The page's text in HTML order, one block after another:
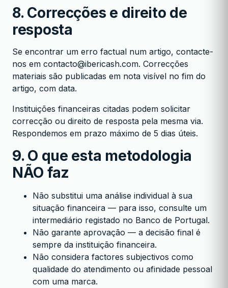
8. Correcções e direito de
resposta
Se encontrar um erro factual num artigo, contacte-
nos em contacto@ibericash.com. Correcções
materiais são publicadas em nota visível no fim do
artigo, com data.
Instituições financeiras citadas podem solicitar
correcção ou direito de resposta pela mesma via.
Respondemos em prazo máximo de 5 dias úteis.
9. O que esta metodologia
NÃO faz
Não substitui uma análise individual à sua
situação financeira — para isso, consulte um
intermediário registado no Banco de Portugal.
Não garante aprovação — a decisão final é
sempre da instituição financeira.
Não considera factores subjectivos como
qualidade do atendimento ou afinidade pessoal
com uma marca.